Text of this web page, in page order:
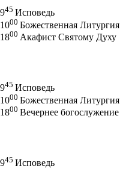
945 Исповедь
1000 Божественная Литургия
1800 Акафист Святому Духу
945 Исповедь
1000 Божественная Литургия
1800 Вечернее богослужение
945 Исповедь